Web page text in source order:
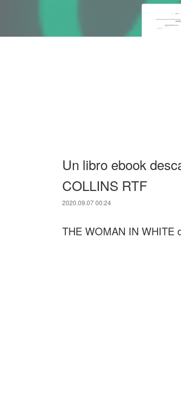
Un libro ebook
COLLINS RTF
2020.09.07 00:24
THE WOMAN IN WHITE